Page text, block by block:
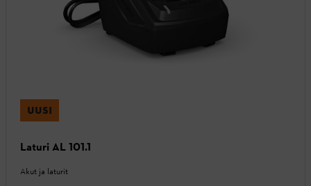
UUSI
Laturi AL 101.1
Akut ja laturit